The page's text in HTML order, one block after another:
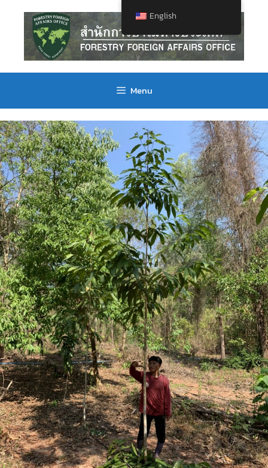
Menu
English